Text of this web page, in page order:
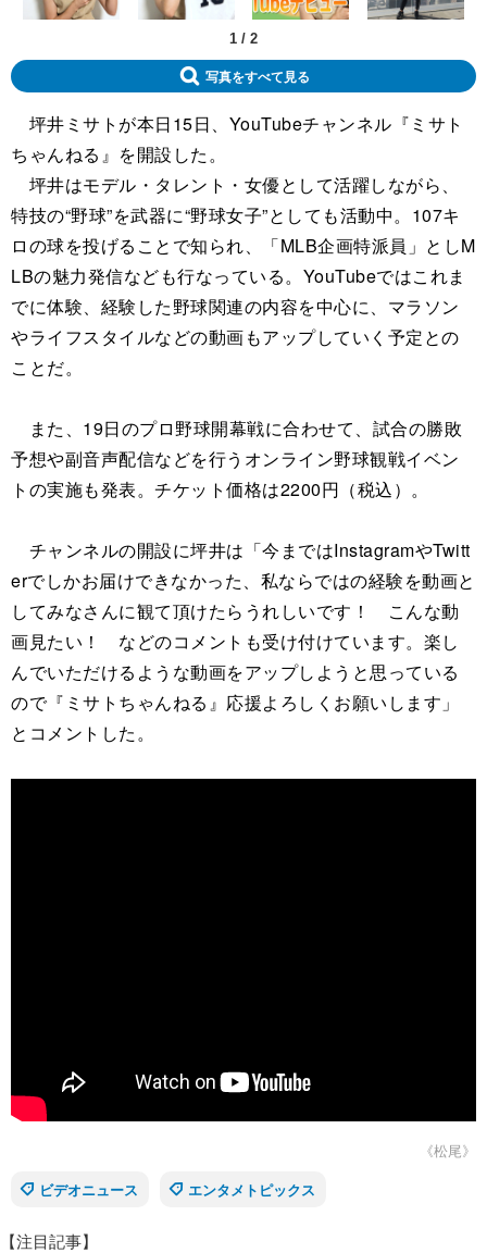
1 / 2
写真をすべて見る
坪井ミサトが本日15日、YouTubeチャンネル『ミサト
ちゃんねる』を開設した。
坪井はモデル・タレント・女優として活躍しながら、
特技の“野球”を武器に“野球女子”としても活動中。107キ
ロの球を投げることで知られ、「MLB企画特派員」としM
LBの魅力発信なども行なっている。YouTubeではこれま
でに体験、経験した野球関連の内容を中心に、マラソン
やライフスタイルなどの動画もアップしていく予定との
ことだ。
また、19日のプロ野球開幕戦に合わせて、試合の勝敗
予想や副音声配信などを行うオンライン野球観戦イベン
トの実施も発表。チケット価格は2200円（税込）。
チャンネルの開設に坪井は「今まではInstagramやTwitt
erでしかお届けできなかった、私ならではの経験を動画と
してみなさんに観て頂けたらうれしいです！ こんな動
画見たい！ などのコメントも受け付けています。楽し
んでいただけるような動画をアップしようと思っている
ので『ミサトちゃんねる』応援よろしくお願いします」
とコメントした。
《松尾》
ビデオニュース
エンタメトピックス
【注目記事】